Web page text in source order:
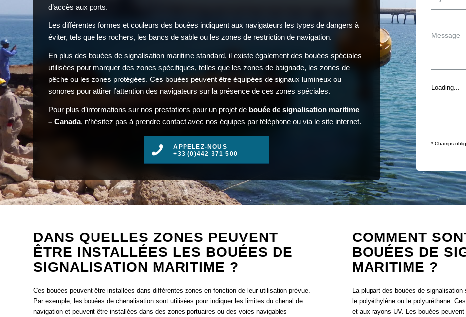
d’accès aux ports.
Les différentes formes et couleurs des bouées indiquent aux navigateurs les types de dangers à
éviter, tels que les rochers, les bancs de sable ou les zones de restriction de navigation.
En plus des bouées de signalisation maritime standard, il existe également des bouées spéciales
utilisées pour marquer des zones spécifiques, telles que les zones de baignade, les zones de
pêche ou les zones protégées. Ces bouées peuvent être équipées de signaux lumineux ou
sonores pour attirer l’attention des navigateurs sur la présence de ces zones spéciales.
Pour plus d’informations sur nos prestations pour un projet de bouée de signalisation maritime
– Canada, n’hésitez pas à prendre contact avec nos équipes par téléphone ou via le site internet.
APPELEZ-NOUS
+33 (0)442 371 500
Loading...
* Champs
DANS QUELLES ZONES PEUVENT
ÊTRE INSTALLÉES LES BOUÉES DE
SIGNALISATION MARITIME ?
Ces bouées peuvent être installées dans différentes zones en fonction de leur utilisation prévue.
Par exemple, les bouées de chenalisation sont utilisées pour indiquer les limites du chenal de
navigation et peuvent être installées dans des zones portuaires ou des voies navigables
COMMENT
BOUÉES DE
MARITIME ?
La plupart des bouées de
le polyéthylène ou le polyuréthane.
et aux rayons UV. Les bouées